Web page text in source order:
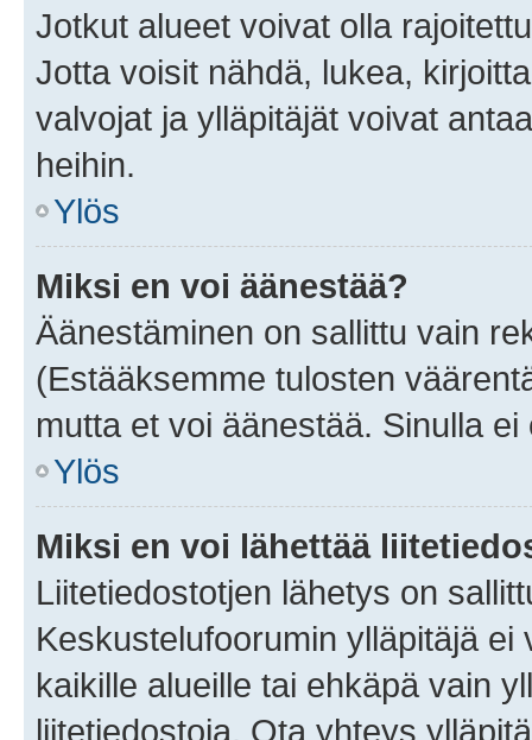
Jotkut alueet voivat olla
Jotta voisit nähdä, lukea,
valvojat ja ylläpitäjät voivat
heihin.
Ylös
Miksi en voi äänestää?
Äänestäminen on sallittu vain
(Estääksemme tulosten
mutta et voi äänestää. Sinulla
Ylös
Miksi en voi lähettää
Liitetiedostotjen lähetys on
Keskustelufoorumin ylläpitäjä
kaikille alueille tai ehkäpä vain
liitetiedostoja. Ota yhteys